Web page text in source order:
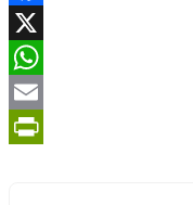
Facebook
X
WhatsApp
Email